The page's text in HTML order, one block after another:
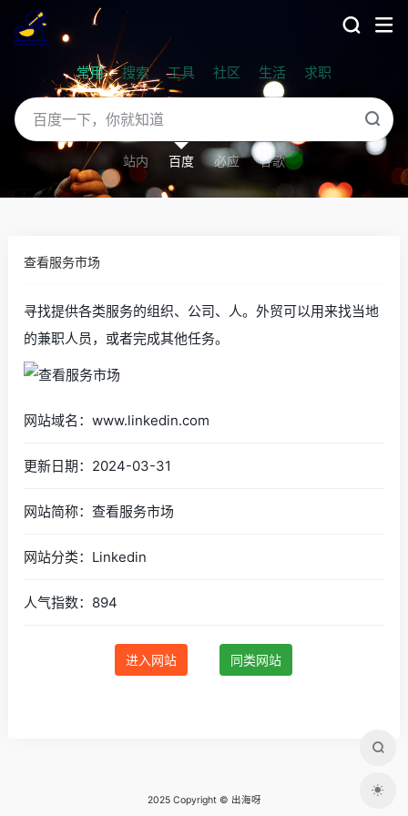
常用 搜索 工具 社区 生活 求职
站内 百度 必应 谷歌
查看服务市场
寻找提供各类服务的组织、公司、人。外贸可以用来找当地
的兼职人员，或者完成其他任务。
网站域名：www.linkedin.com
更新日期：2024-03-31
网站简称：查看服务市场
网站分类：Linkedin
人气指数：894
进入网站 同类网站
2025 Copyright © 出海呀